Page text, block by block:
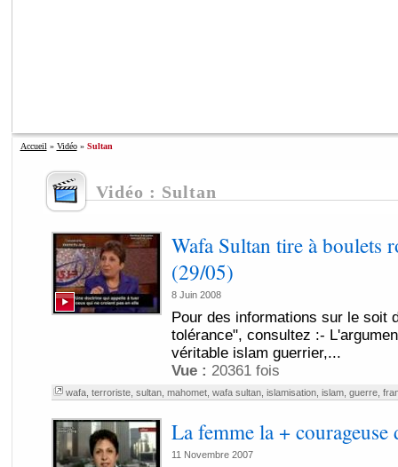
Accueil » Vidéo» Sultan
Vidéo : Sultan
Wafa Sultan tire à boulets
(29/05)
8 Juin 2008
Pour des informations sur le soit
tolérance", consultez :-
véritable islam guerrier,...
Vue : 20361 fois
wafa, terroriste, sultan, mahomet, wafa sultan, islamisation, islam, guerre,
La femme la +
11 Novembre 2007